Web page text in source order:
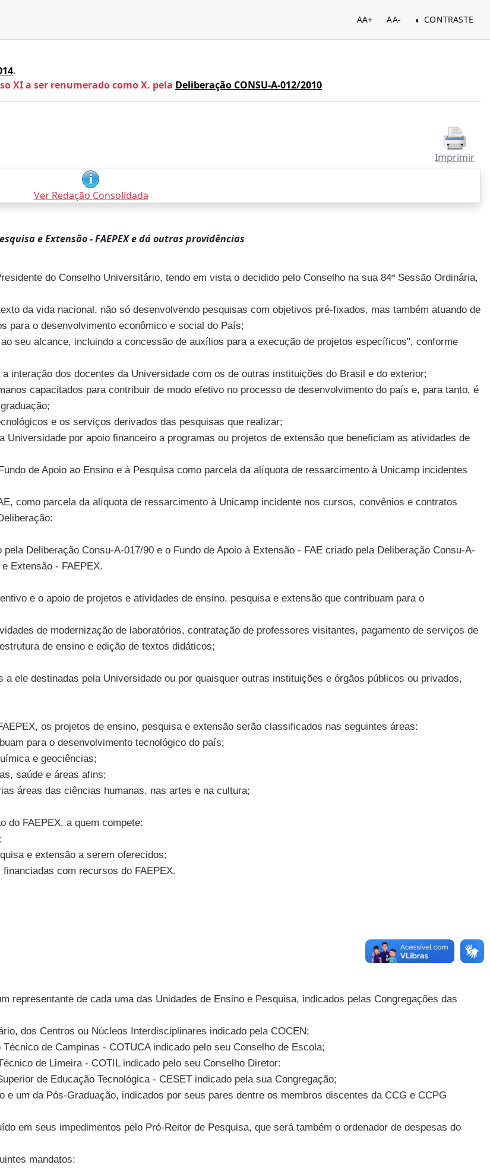
AA+ AA- CONTRASTE
.
XI a ser renumerado como X. pela Deliberação CONSU-A-012/2010
Imprimir
Ver Redação Consolidada
e Extensão - FAEPEX e dá outras providências
do Conselho Universitário, tendo em vista o decidido pelo Conselho na sua 84ª Sessão Ordinária,
da vida nacional, não só desenvolvendo pesquisas com objetivos pré-fixados, mas também atuando de
para o desenvolvimento econômico e social do País;
seu alcance, incluindo a concessão de auxílios para a execução de projetos específicos", conforme
interação dos docentes da Universidade com os de outras instituições do Brasil e do exterior;
capacitados para contribuir de modo efetivo no processo de desenvolvimento do país e, para tanto, é
e os serviços derivados das pesquisas que realizar;
por apoio financeiro a programas ou projetos de extensão que beneficiam as atividades de
de Apoio ao Ensino e à Pesquisa como parcela da alíquota de ressarcimento à Unicamp incidentes
como parcela da alíquota de ressarcimento à Unicamp incidente nos cursos, convênios e contratos
Deliberação Consu-A-017/90 e o Fundo de Apoio à Extensão - FAE criado pela Deliberação Consu-A-
Extensão - FAEPEX.
e o apoio de projetos e atividades de ensino, pesquisa e extensão que contribuam para o
de modernização de laboratórios, contratação de professores visitantes, pagamento de serviços de
de ensino e edição de textos didáticos;
ele destinadas pela Universidade ou por quaisquer outras instituições e órgãos públicos ou privados,
os projetos de ensino, pesquisa e extensão serão classificados nas seguintes áreas:
para o desenvolvimento tecnológico do país;
e geociências;
saúde e áreas afins;
áreas das ciências humanas, nas artes e na cultura;
do FAEPEX, a quem compete:
e extensão a serem oferecidos;
com recursos do FAEPEX.
representante de cada uma das Unidades de Ensino e Pesquisa, indicados pelas Congregações das
dos Centros ou Núcleos Interdisciplinares indicado pela COCEN;
de Campinas - COTUCA indicado pelo seu Conselho de Escola;
de Limeira - COTIL indicado pelo seu Conselho Diretor:
de Educação Tecnológica - CESET indicado pela sua Congregação;
um da Pós-Graduação, indicados por seus pares dentre os membros discentes da CCG e CCPG
em seus impedimentos pelo Pró-Reitor de Pesquisa, que será também o ordenador de despesas do
mandatos: